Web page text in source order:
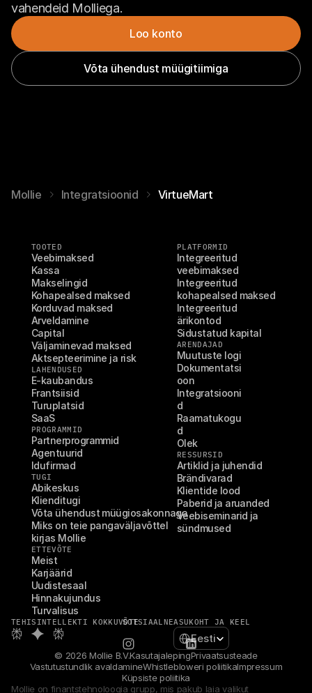
vahendeid Molliega.
Loo konto
Võta ühendust müügitiimiga
Mollie Integratsioonid VirtueMart
TOOTED
Veebimaksed
Kassa
Makselingid
Kohapealsed maksed
Korduvad maksed
Arveldamine
Capital
Väljaminevad maksed
Aktsepteerimine ja risk
LAHENDUSED
E-kaubandus
Frantsiisid
Turuplatsid
SaaS
PROGRAMMID
Partnerprogrammid
Agentuurid
Idufirmad
TUGI
Abikeskus
Klienditugi
Võta ühendust müügiosakonnaga
Miks on teie pangaväljavõttel
kirjas Mollie
ETTEVÕTE
Meist
Karjäärid
Uudistesaal
Hinnakujundus
Turvalisus
PLATFORMID
Integreeritud
veebimaksed
Integreeritud
kohapealsed maksed
Integreeritud
ärikontod
Sidustatud kapital
ARENDAJAD
Muutuste logi
Dokumentatsi
oon
Integratsiooni
d
Raamatukogu
d
Olek
RESSURSID
Artiklid ja juhendid
Brändivarad
Klientide lood
Paberid ja aruanded
Veebiseminarid ja
sündmused
TEHISINTELLEKTI KOKKUVÕTESOTSIAALNEASUKOHT JA KEEL
Select Language
Eesti
© 2026 Mollie B.V.KasutajalepingPrivaatsusteade
Vastutustundlik avaldamineWhistlebloweri poliitikaImpressum
Küpsiste poliitika
Mollie on finantstehnoloogia grupp, mis pakub laia valikut